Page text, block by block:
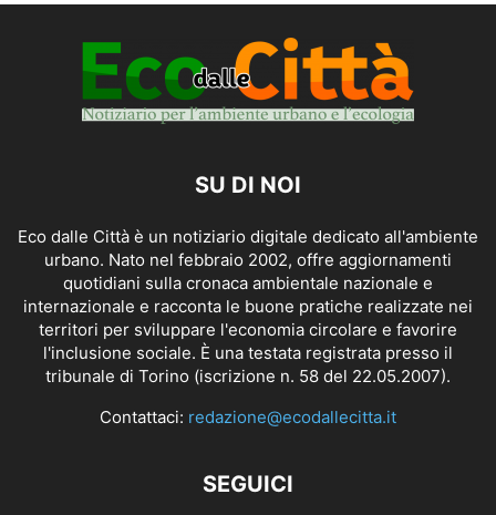
SU DI NOI
Eco dalle Città è un notiziario digitale dedicato all'ambiente
urbano. Nato nel febbraio 2002, offre aggiornamenti
quotidiani sulla cronaca ambientale nazionale e
internazionale e racconta le buone pratiche realizzate nei
territori per sviluppare l'economia circolare e favorire
l'inclusione sociale. È una testata registrata presso il
tribunale di Torino (iscrizione n. 58 del 22.05.2007).
Contattaci: redazione@ecodallecitta.it
SEGUICI